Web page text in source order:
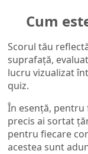
Cum
Scorul tău
suprafață,
lucru vizualizat
quiz.
În esență,
precis ai sortat
pentru fiecare
acestea sunt